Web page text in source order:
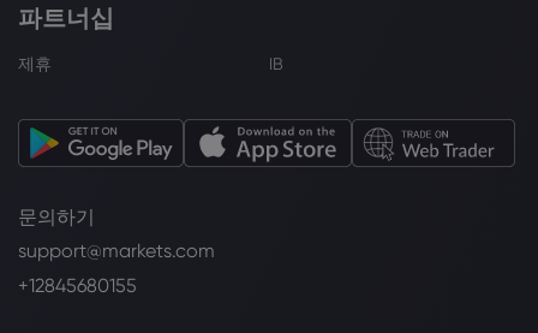
파트너십
제휴 IB
문의하기
support@markets.com
+12845680155